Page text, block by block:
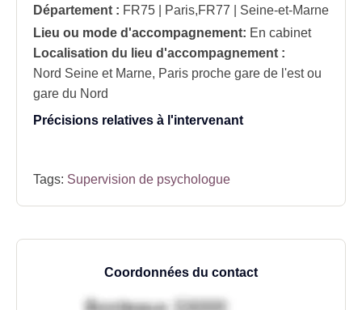
Département : FR75 | Paris,FR77 | Seine-et-Marne
Lieu ou mode d'accompagnement: En cabinet
Localisation du lieu d'accompagnement :
Nord Seine et Marne, Paris proche gare de l'est ou
gare du Nord
Précisions relatives à l'intervenant
Tags: Supervision de psychologue
Coordonnées du contact